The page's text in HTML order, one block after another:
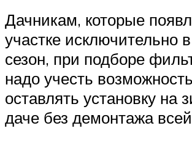
Дачникам, которые
участке исключительно
сезон, при подборе
надо учесть возможность
оставлять установку на
даче без демонтажа